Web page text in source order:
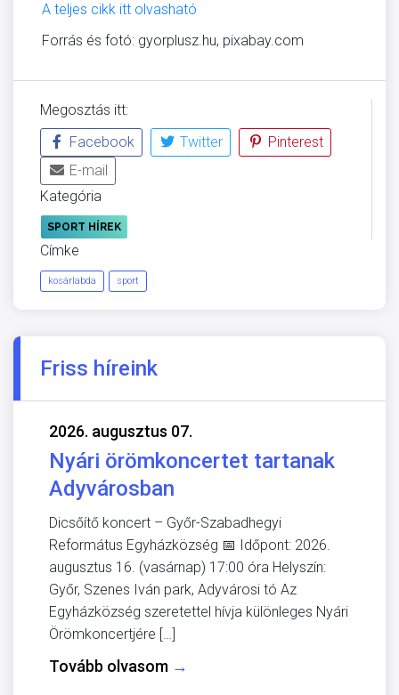
A teljes cikk itt olvasható
Forrás és fotó: gyorplusz.hu, pixabay.com
Megosztás itt:
Facebook
Twitter
Pinterest
E-mail
Kategória
SPORT HÍREK
Címke
kosárlabda sport
Friss híreink
2026. augusztus 07.
Nyári örömkoncertet tartanak
Adyvárosban
Dicsőítő koncert – Győr-Szabadhegyi
Református Egyházközség 📅 Időpont: 2026.
augusztus 16. (vasárnap) 17:00 óra Helyszín:
Győr, Szenes Iván park, Adyvárosi tó Az
Egyházközség szeretettel hívja különleges Nyári
Örömkoncertjére […]
Tovább olvasom →